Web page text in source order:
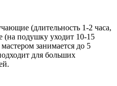
(длительность 1-2 часа,
(на подушку уходит 10-15
занимается до 5
для больших